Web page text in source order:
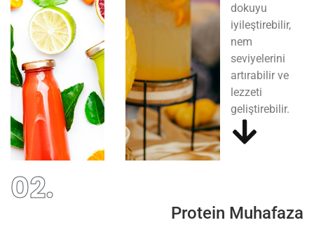
dokuyu
iyileştirebilir,
nem
seviyelerini
artırabilir ve
lezzeti
geliştirebilir.
02.
Protein Muhafaza